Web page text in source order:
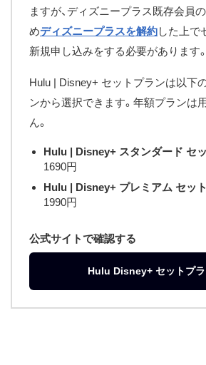
ますが、ディズニープラス既存会員
めディズニープラスを解約した上で
新規申し込みをする必要があります。
Hulu | Disney+ セットプランは以下
ンから選択できます。年額プランは
ん。
Hulu | Disney+ スタンダード セ
1690円
Hulu | Disney+ プレミアム セッ
1990円
公式サイトで確認する
Hulu Disney+ セットプ